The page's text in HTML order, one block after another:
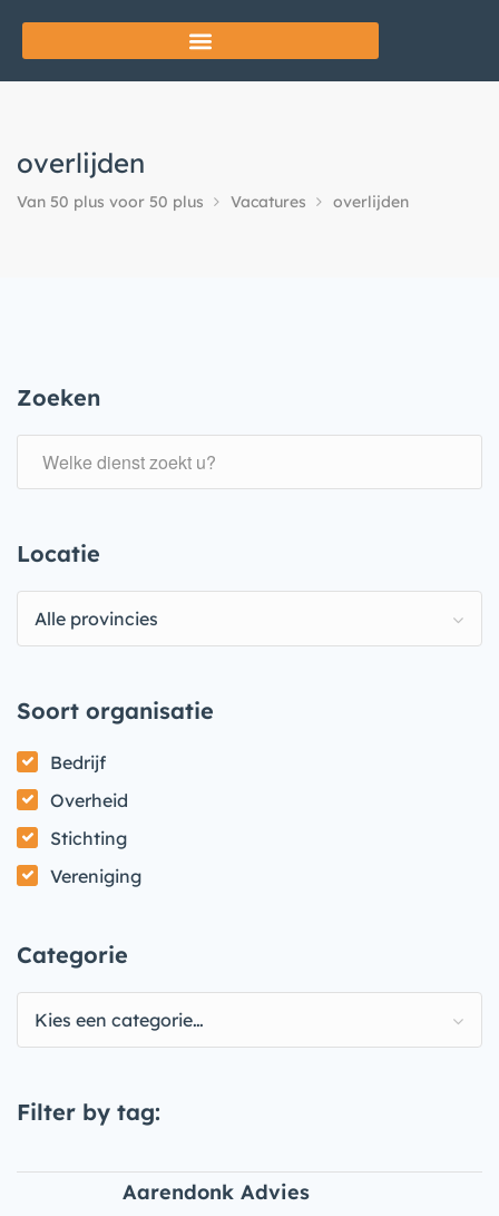
overlijden
Van 50 plus voor 50 plus Vacatures overlijden
Zoeken
Locatie
Alle provincies
Soort organisatie
Bedrijf
Overheid
Stichting
Vereniging
Categorie
Kies een categorie…
Filter by tag:
Aarendonk Advies